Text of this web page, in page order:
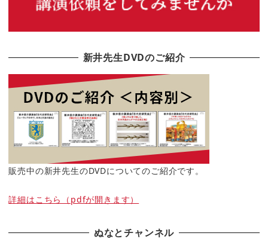
新井先生DVDのご紹介
販売中の新井先生のDVDについてのご紹介です。
詳細はこちら（pdfが開きます）
ぬなとチャンネル